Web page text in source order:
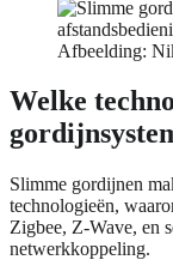
Afbeelding:
Welke
Slimme gordijnen
technologieën,
Zigbee, Z-Wave, en
netwerkkoppeling.